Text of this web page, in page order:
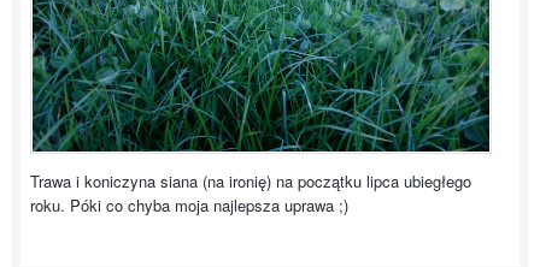
Trawa i koniczyna siana (na ironię) na początku lipca ubiegłego
roku. Póki co chyba moja najlepsza uprawa ;)